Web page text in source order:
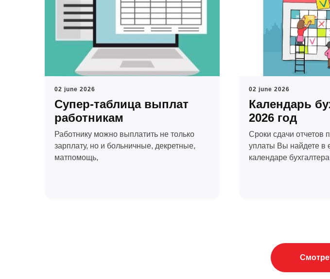
02 june 2026
Супер-таблица выплат
работникам
Работнику можно выплатить не только
зарплату, но и больничные, декретные,
матпомощь,
02 june 2026
Календарь
2026 год
Сроки сдачи отчетов
уплаты Вы найдете в
календаре